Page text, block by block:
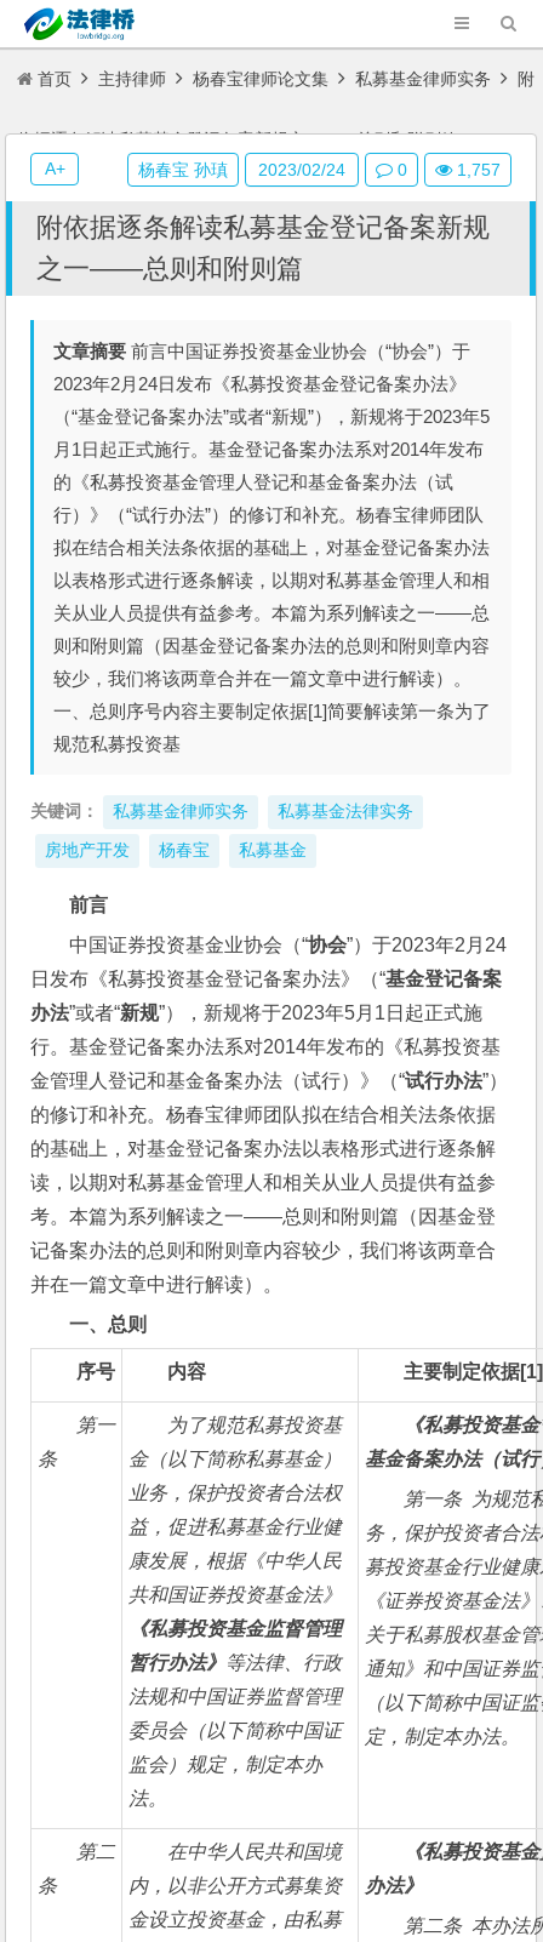
首页 主持律师 杨春宝律师论文集 私募基金律师实务 附
依据逐条解读私募基金登记备案新规之一——总则和附则篇
附依据逐条解读私募基金登记备案新规
之一——总则和附则篇
文章摘要 前言中国证券投资基金业协会（“协会”）于
2023年2月24日发布《私募投资基金登记备案办法》
（“基金登记备案办法”或者“新规”），新规将于2023年5
月1日起正式施行。基金登记备案办法系对2014年发布
的《私募投资基金管理人登记和基金备案办法（试
行）》（“试行办法”）的修订和补充。杨春宝律师团队
拟在结合相关法条依据的基础上，对基金登记备案办法
以表格形式进行逐条解读，以期对私募基金管理人和相
关从业人员提供有益参考。本篇为系列解读之一——总
则和附则篇（因基金登记备案办法的总则和附则章内容
较少，我们将该两章合并在一篇文章中进行解读）。
一、总则序号内容主要制定依据[1]简要解读第一条为了
规范私募投资基
关键词： 私募基金律师实务 私募基金法律实务
房地产开发 杨春宝 私募基金
前言
中国证券投资基金业协会（“协会”）于2023年2月24
日发布《私募投资基金登记备案办法》（“基金登记备案
办法”或者“新规”），新规将于2023年5月1日起正式施
行。基金登记备案办法系对2014年发布的《私募投资基
金管理人登记和基金备案办法（试行）》（“试行办法”）
的修订和补充。杨春宝律师团队拟在结合相关法条依据
的基础上，对基金登记备案办法以表格形式进行逐条解
读，以期对私募基金管理人和相关从业人员提供有益参
考。本篇为系列解读之一——总则和附则篇（因基金登
记备案办法的总则和附则章内容较少，我们将该两章合
并在一篇文章中进行解读）。
一、总则
序号 内容 主要制定依据[1]
第一
条
为了规范私募投资基
金（以下简称私募基金）
业务，保护投资者合法权
益，促进私募基金行业健
康发展，根据《中华人民
共和国证券投资基金法》
《私募投资基金监督管理
暂行办法》 等法律、行政
法规和中国证券监督管理
委员会（以下简称中国证
监会）规定，制定本办
法。
《私募投资基
基金备案办法（试
第一条  为规范
务，保护投资者合
募投资基金行业健
《证券投资基金法
关于私募股权基金
通知》和中国证券
（以下简称中国证
定，制定本办法。
第二
条
在中华人民共和国境
内，以非公开方式募集资
金设立投资基金，由私募
《私募投资基
办法》
第二条  本办法
杨春宝 孙瑱 2023/02/24 0 1,757
A+